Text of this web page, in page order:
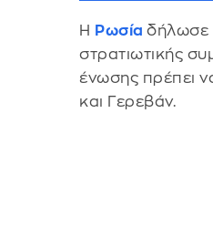
Η Ρωσίαδήλωσε
στρατιωτικής
ένωσης πρέπει
και Γερεβάν.